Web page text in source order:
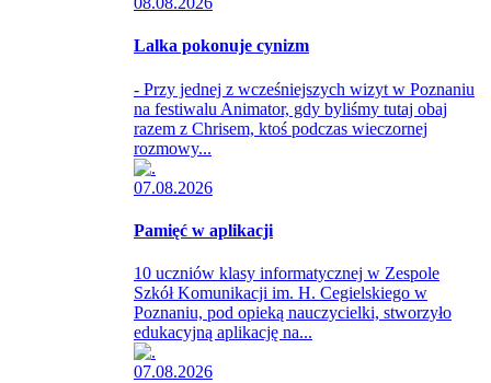
Lalka pokonuje cynizm
- Przy jednej z wcześniejszych wizyt w Poznaniu
na festiwalu Animator, gdy byliśmy tutaj obaj
razem z Chrisem, ktoś podczas wieczornej
rozmowy...
07.08.2026
Pamięć w aplikacji
10 uczniów klasy informatycznej w Zespole
Szkół Komunikacji im. H. Cegielskiego w
Poznaniu, pod opieką nauczycielki, stworzyło
edukacyjną aplikację na...
07.08.2026